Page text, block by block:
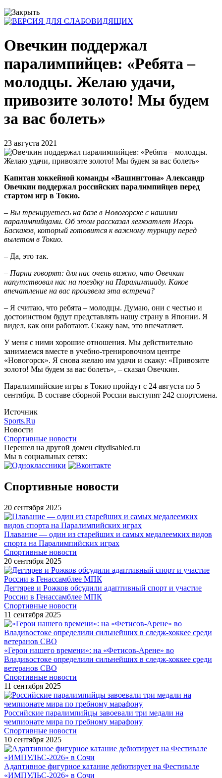
Овечкин поддержал
паралимпийцев: «Ребята –
молодцы. Желаю удачи,
привозите золото! Мы будем
за вас болеть»
23 августа 2021
Капитан хоккейной команды «Вашингтона» Александр
Овечкин поддержал российских паралимпийцев перед
стартом игр в Токио.
– Вы тренируетесь на базе в Новогорске с нашими
паралимпийцами. Об этом рассказал легкоатлет Игорь
Баскаков, который готовится к важному турниру перед
вылетом в Токио.
– Да, это так.
– Парни говорят: для нас очень важно, что Овечкин
напутствовал нас на поездку на Паралимпиаду. Какое
впечатление на вас произвела эта встреча?
– Я считаю, что ребята – молодцы. Думаю, они с честью и
достоинством будут представлять нашу страну в Японии. Я
видел, как они работают. Скажу вам, это впечатляет.
У меня с ними хорошие отношения. Мы действительно
занимаемся вместе в учебно-тренировочном центре
«Новогорск». Я снова желаю им удачи и скажу: «Привозите
золото! Мы будем за вас болеть», – сказал Овечкин.
Паралимпийские игры в Токио пройдут с 24 августа по 5
сентября. В составе сборной России выступят 242 спортсмена.
Источник
Sports.Ru
Новости
Спортивные новости
Перешел на другой домен citydisabled.ru
Мы в социальных сетях:
Спортивные новости
20 сентября 2025
Плавание — один из старейших и самых медалеемких видов
спорта на Паралимпийских играх
Спортивные новости
20 сентября 2025
Дегтярев и Рожков обсудили адаптивный спорт и участие
России в Генассамблее МПК
Спортивные новости
11 сентября 2025
«Герои нашего времени»: на «Фетисов-Арене» во
Владивостоке определили сильнейших в следж-хоккее среди
ветеранов СВО
Спортивные новости
11 сентября 2025
Российские паралимпийцы завоевали три медали на
чемпионате мира по гребному марафону
Спортивные новости
10 сентября 2025
Адаптивное фигурное катание дебютирует на Фестивале
«ИМПУЛЬС-2026» в Сочи